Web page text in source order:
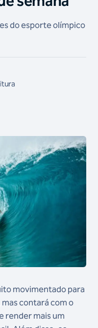
do esporte olímpico
movimentado para
contará com o
render mais um